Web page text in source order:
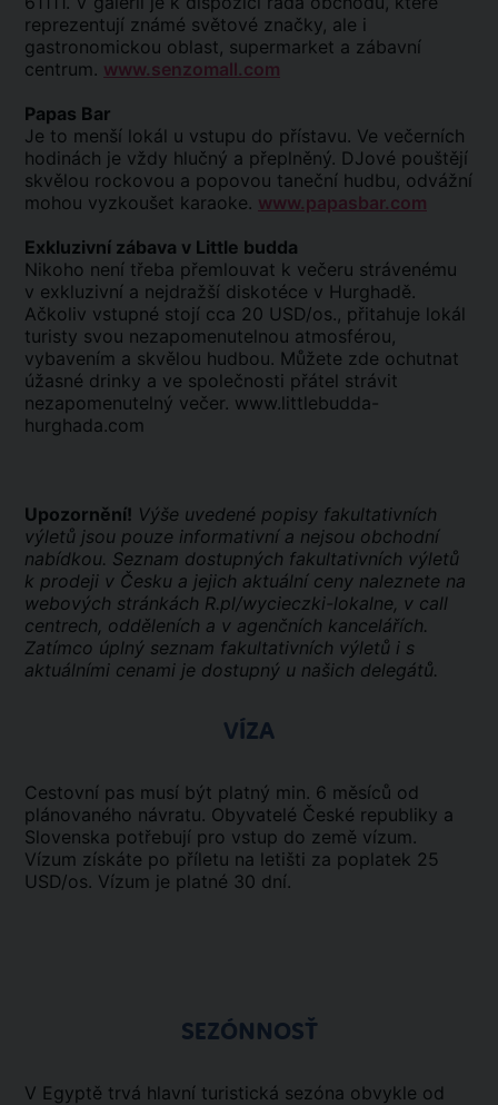
reprezentují známé světové značky, ale i
gastronomickou oblast, supermarket a zábavní
centrum. www.senzomall.com
Papas Bar
Je to menší lokál u vstupu do přístavu. Ve večerních
hodinách je vždy hlučný a přeplněný. DJové pouštějí
skvělou rockovou a popovou taneční hudbu, odvážní
mohou vyzkoušet karaoke. www.papasbar.com
Exkluzivní zábava v Little budda
Nikoho není třeba přemlouvat k večeru strávenému
v exkluzivní a nejdražší diskotéce v Hurghadě.
Ačkoliv vstupné stojí cca 20 USD/os., přitahuje lokál
turisty svou nezapomenutelnou atmosférou,
vybavením a skvělou hudbou. Můžete zde ochutnat
úžasné drinky a ve společnosti přátel strávit
nezapomenutelný večer. www.littlebudda-
hurghada.com
Upozornění! Výše uvedené popisy fakultativních
výletů jsou pouze informativní a nejsou obchodní
nabídkou. Seznam dostupných fakultativních výletů
k prodeji v Česku a jejich aktuální ceny naleznete na
webových stránkách R.pl/wycieczki-lokalne, v call
centrech, odděleních a v agenčních kancelářích.
Zatímco úplný seznam fakultativních výletů i s
aktuálními cenami je dostupný u našich delegátů.
VÍZA
Cestovní pas musí být platný min. 6 měsíců od
plánovaného návratu. Obyvatelé České republiky a
Slovenska potřebují pro vstup do země vízum.
Vízum získáte po příletu na letišti za poplatek 25
USD/os. Vízum je platné 30 dní.
SEZÓNNOSŤ
V Egyptě trvá hlavní turistická sezóna obvykle od